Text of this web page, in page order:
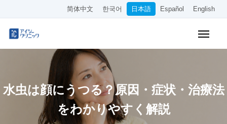
简体中文 한국어 日本語 Español English
水虫は顔にうつる？原因・症状・治療法
をわかりやすく解説
アクセス
クリニック紹介
診療内容